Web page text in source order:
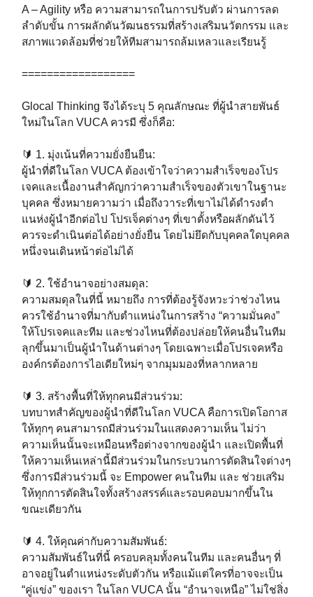
A – Agility หรือ ความสามารถในการปรับตัว ผ่านการลด
ลำดับขั้น การผลักดันวัฒนธรรมที่สร้างเสริมนวัตกรรม และ
สภาพแวดล้อมที่ช่วยให้ทีมสามารถล้มเหลวและเรียนรู้⁣⁣⁣
==================⁣⁣⁣
Glocal Thinking จึงได้ระบุ 5 คุณลักษณะ ที่ผู้นำสายพันธ์
ใหม่ในโลก VUCA ควรมี ซึ่งก็คือ:⁣⁣⁣
🔰 1. มุ่งเน้นที่ความยั่งยืนยืน: ⁣⁣⁣
ผู้นำที่ดีในโลก VUCA ต้องเข้าใจว่าความสำเร็จของโปร
เจคและเนื้องานสำคัญกว่าความสำเร็จของตัวเขาในฐานะ
บุคคล ซึ่งหมายความว่า เมื่อถึงวาระที่เขาไม่ได้ดำรงตำ
แนห่งผู้นำอีกต่อไป โปรเจ็คต่างๆ ที่เขาตั้งหรือผลักดันไว้
ควรจะดำเนินต่อได้อย่างยั่งยืน โดยไม่ยึดกับบุคคลใดบุคคล
หนึ่งจนเดินหน้าต่อไม่ได้⁣⁣⁣
🔰 2. ใช้อำนาจอย่างสมดุล:⁣⁣⁣
ความสมดุลในที่นี้ หมายถึง การที่ต้องรู้จังหวะว่าช่วงไหน
ควรใช้อำนาจที่มากับตำแหน่งในการสร้าง “ความมั่นคง”
ให้โปรเจคและทีม และช่วงไหนที่ต้องปล่อยให้คนอื่นในทีม
ลุกขึ้นมาเป็นผู้นำในด้านต่างๆ โดยเฉพาะเมื่อโปรเจคหรือ
องค์กรต้องการไอเดียใหม่ๆ จากมุมมองที่หลากหลาย⁣⁣⁣
🔰 3. สร้างพื้นที่ให้ทุกคนมีส่วนร่วม:⁣⁣⁣
บทบาทสำคัญของผู้นำที่ดีในโลก VUCA คือการเปิดโอกาส
ให้ทุกๆ คนสามารถมีส่วนร่วมในแสดงความเห็น ไม่ว่า
ความเห็นนั้นจะเหมือนหรือต่างจากของผู้นำ และเปิดพื้นที่
ให้ความเห็นเหล่านี้มีส่วนร่วมในกระบวนการตัดสินใจต่างๆ
ซึ่งการมีส่วนร่วมนี้ จะ Empower คนในทีม และ ช่วยเสริม
ให้ทุกการตัดสินใจทั้งสร้างสรรค์และรอบคอบมากขึ้นใน
ขณะเดียวกัน⁣⁣⁣
🔰 4. ให้คุณค่ากับความสัมพันธ์:⁣⁣⁣
ความสัมพันธ์ในที่นี้ ครอบคลุมทั้งคนในทีม และคนอื่นๆ ที่
อาจอยู่ในตำแหน่งระดับตัวกัน หรือแม้แต่ใครที่อาจจะเป็น
“คู่แข่ง” ของเรา ในโลก VUCA นั้น “อำนาจเหนือ” ไม่ใช่สิ่ง